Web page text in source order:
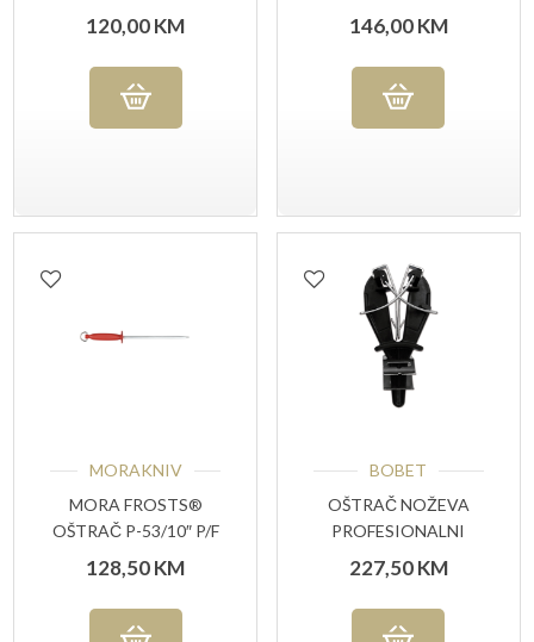
203 MICRO FINI
120,00KM
KAMEN P-308 #800
GRIT
146,00KM
MORAKNIV
MORA FROSTS®
OŠTRAČ P-53/10″ P/F
ČETVRTASTI
128,50KM
BOBET
OŠTRAČ NOŽEVA
PROFESIONALNI
SHARP’EASY
227,50KM